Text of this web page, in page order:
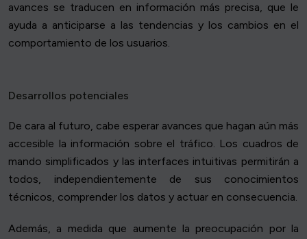
avances se traducen en información más precisa, que le
ayuda a anticiparse a las tendencias y los cambios en el
comportamiento de los usuarios.
Desarrollos potenciales
De cara al futuro, cabe esperar avances que hagan aún más
accesible la información sobre el tráfico. Los cuadros de
mando simplificados y las interfaces intuitivas permitirán a
todos, independientemente de sus conocimientos
técnicos, comprender los datos y actuar en consecuencia.
Además, a medida que aumente la preocupación por la